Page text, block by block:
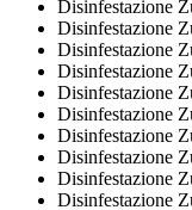
Disinfestazione
Disinfestazione
Disinfestazione
Disinfestazione
Disinfestazione
Disinfestazione
Disinfestazione
Disinfestazione
Disinfestazione
Disinfestazione